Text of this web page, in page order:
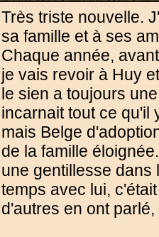
Très triste nouvelle.
sa famille et à ses
Chaque année,
je vais revoir à Huy
le sien a toujours
incarnait tout ce qu'il
mais Belge
de la famille
une gentillesse dans
temps avec lui,
d'autres en ont